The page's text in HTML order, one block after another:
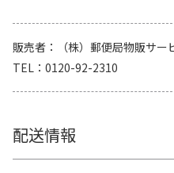
販売者
（株）郵便局物販サー
TEL
0120-92-2310
配送情報